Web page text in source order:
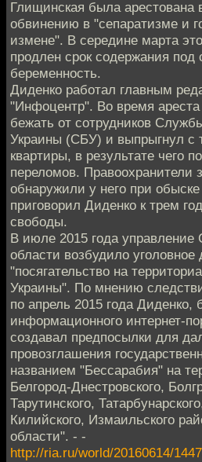
Глищинская была арестована
обвинению в "сепаратизме и
измене". В середине марта
продлен срок содержания под
беременность.
Диденко работал главным
"Инфоцентр". Во время
бежать от сотрудников
Украины (СБУ) и выпрыгнул с
квартиры, в результате чего
переломов. Правоохранители
обнаружили у него при
приговорил Диденко к трем
свободы.
В июле 2015 года
области возбудило уголовное
"посягательство на
Украины". По мнению
по апрель 2015 года Диденко,
информационного интернет-
создавал предпосылки для
провозглашения
названием "Бессарабия" на
Белгород-Днестровского,
Тарутинского,
Килийского, Измаильского
области". - -
http://ria.ru/world/20160614/